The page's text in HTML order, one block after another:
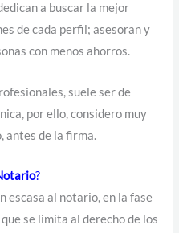
a buscar la mejor
de cada perfil; asesoran y
con menos ahorros.
suele ser de
por ello, considero muy
antes de la firma.
?
escasa al notario, en la fase
se limita al derecho de los